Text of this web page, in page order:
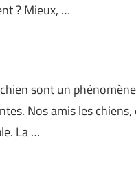
? Mieux, …
sont un
Nos amis les
La …